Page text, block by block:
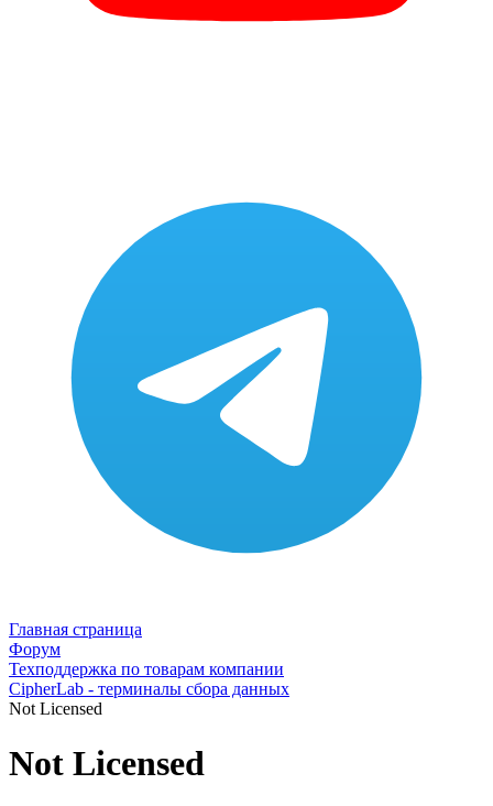
Главная страница
Форум
Техподдержка по товарам компании
CipherLab - терминалы сбора данных
Not Licensed
Not Licensed